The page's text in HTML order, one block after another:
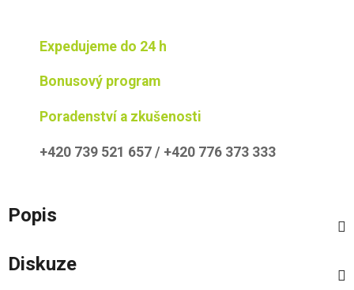
Expedujeme do 24 h
Bonusový program
Poradenství a zkušenosti
+420 739 521 657 / +420 776 373 333
Popis
Diskuze